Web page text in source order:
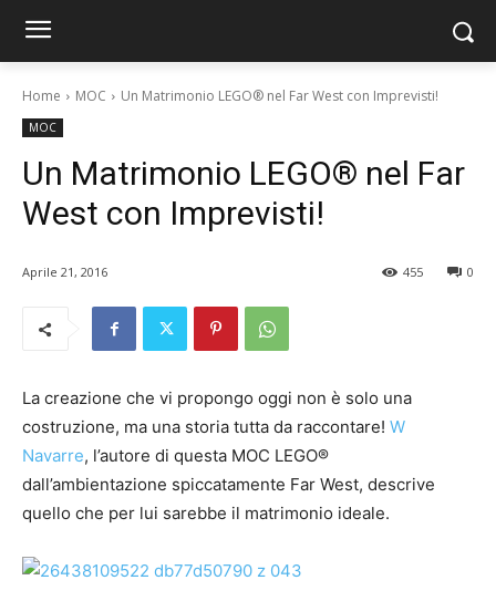
Home MOC Un Matrimonio LEGO® nel Far West con Imprevisti!
MOC
Un Matrimonio LEGO® nel Far
West con Imprevisti!
Aprile 21, 2016 0
455
La creazione che vi propongo oggi non è solo una
costruzione, ma una storia tutta da raccontare! W
Navarre, l’autore di questa MOC LEGO®
dall’ambientazione spiccatamente Far West, descrive
quello che per lui sarebbe il matrimonio ideale.